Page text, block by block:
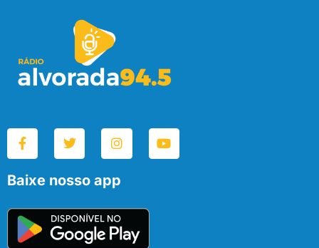
Baixe nosso app